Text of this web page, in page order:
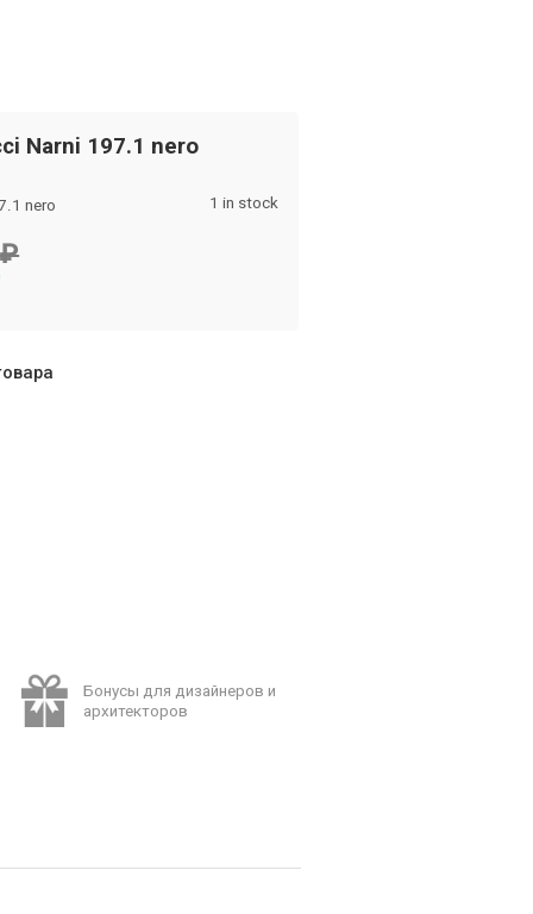
Narni 197.1 nero
nero 1 in stock
₽
Бонусы для дизайнеров и
архитекторов